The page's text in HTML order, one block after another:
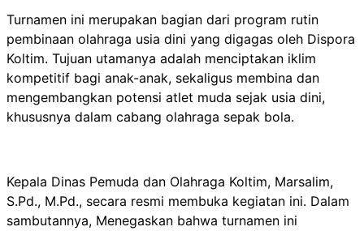
Turnamen ini merupakan bagian dari program rutin
pembinaan olahraga usia dini yang digagas oleh Dispora
Koltim. Tujuan utamanya adalah menciptakan iklim
kompetitif bagi anak-anak, sekaligus membina dan
mengembangkan potensi atlet muda sejak usia dini,
khususnya dalam cabang olahraga sepak bola.
Kepala Dinas Pemuda dan Olahraga Koltim, Marsalim,
S.Pd., M.Pd., secara resmi membuka kegiatan ini. Dalam
sambutannya, Menegaskan bahwa turnamen ini